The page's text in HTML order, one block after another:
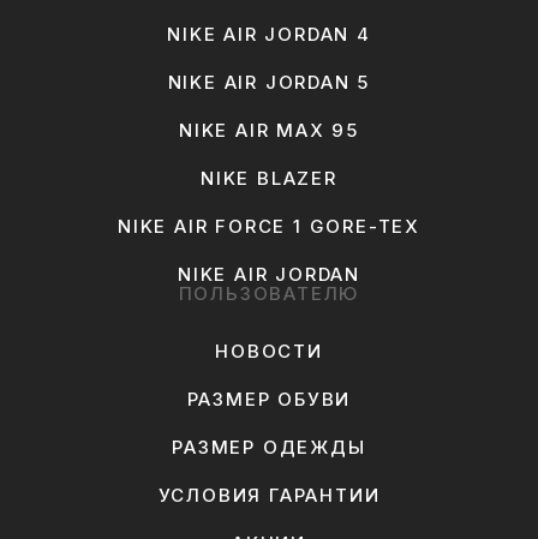
NIKE AIR JORDAN 4
NIKE AIR JORDAN 5
NIKE AIR MAX 95
NIKE BLAZER
NIKE AIR FORCE 1 GORE-TEX
NIKE AIR JORDAN
ПОЛЬЗОВАТЕЛЮ
НОВОСТИ
РАЗМЕР ОБУВИ
РАЗМЕР ОДЕЖДЫ
УСЛОВИЯ ГАРАНТИИ